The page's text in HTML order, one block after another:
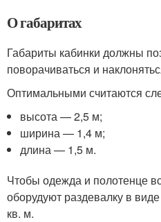
О габаритах
Габариты кабинки должны
поворачиваться и
Оптимальными считаются
высота — 2,5 м;
ширина — 1,4 м;
длина — 1,5 м.
Чтобы одежда и полотенце
оборудуют раздевалку в
кв. м.